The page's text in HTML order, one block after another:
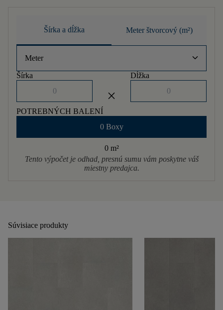
Šírka a dĺžka Meter štvorcový (m²)
Meter keyboard_arrow_down
Šírka
close
Dĺžka
POTREBNÝCH BALENÍ
0 Boxy
0 m²
Tento výpočet je odhad, presnú sumu vám poskytne váš
miestny predajca.
Súvisiace produkty